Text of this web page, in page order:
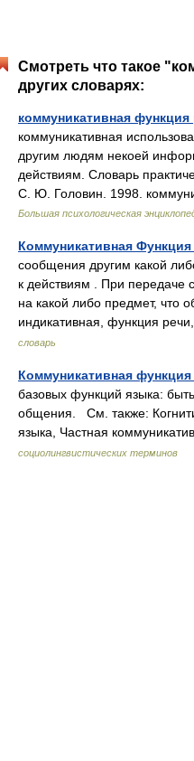
Смотреть что такое
других словарях:
коммуникативная функция
коммуникативная
другим людям некоей
действиям. Словарь
С. Ю. Головин. 1998.
Большая психологическая
Коммуникативная Функция
сообщения другим какой
к действиям . При передаче
на какой либо предмет, что
индикативная, функция
словарь
Коммуникативная функция
базовых функций языка:
общения. См. также:
языка, Частная
социолингвистических терминов